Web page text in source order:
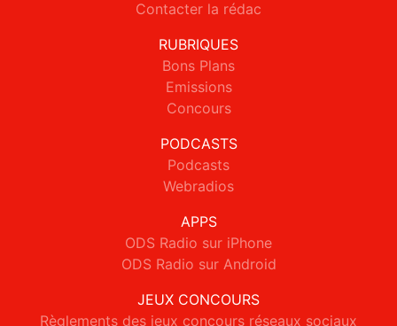
Contacter la rédac
RUBRIQUES
Bons Plans
Emissions
Concours
PODCASTS
Podcasts
Webradios
APPS
ODS Radio sur iPhone
ODS Radio sur Android
JEUX CONCOURS
Règlements des jeux concours réseaux sociaux